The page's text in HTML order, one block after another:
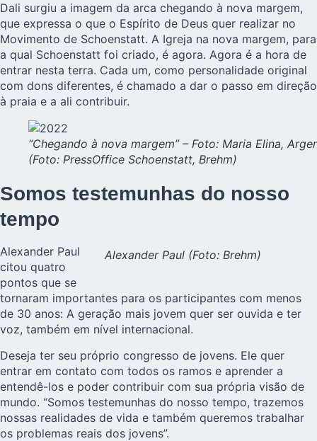
Dali surgiu a imagem da arca chegando à nova margem,
que expressa o que o Espírito de Deus quer realizar no
Movimento de Schoenstatt. A Igreja na nova margem, para
a qual Schoenstatt foi criado, é agora. Agora é a hora de
entrar nesta terra. Cada um, como personalidade original
com dons diferentes, é chamado a dar o passo em direção
à praia e a ali contribuir.
“Chegando à nova margem” – Foto: Maria Elina,
(Foto: PressOffice Schoenstatt, Brehm)
Somos testemunhas do nosso
tempo
Alexander Paul (Foto: Brehm)
Alexander Paul
citou quatro
pontos que se
tornaram importantes para os participantes com menos
de 30 anos: A geração mais jovem quer ser ouvida e ter
voz, também em nível internacional.
Deseja ter seu próprio congresso de jovens. Ele quer
entrar em contato com todos os ramos e aprender a
entendê-los e poder contribuir com sua própria visão de
mundo. “Somos testemunhas do nosso tempo, trazemos
nossas realidades de vida e também queremos trabalhar
os problemas reais dos jovens”.